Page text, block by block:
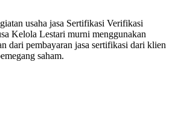
usaha jasa Sertifikasi Verifikasi
Kelola Lestari murni menggunakan
dari pembayaran jasa sertifikasi dari klien
saham.